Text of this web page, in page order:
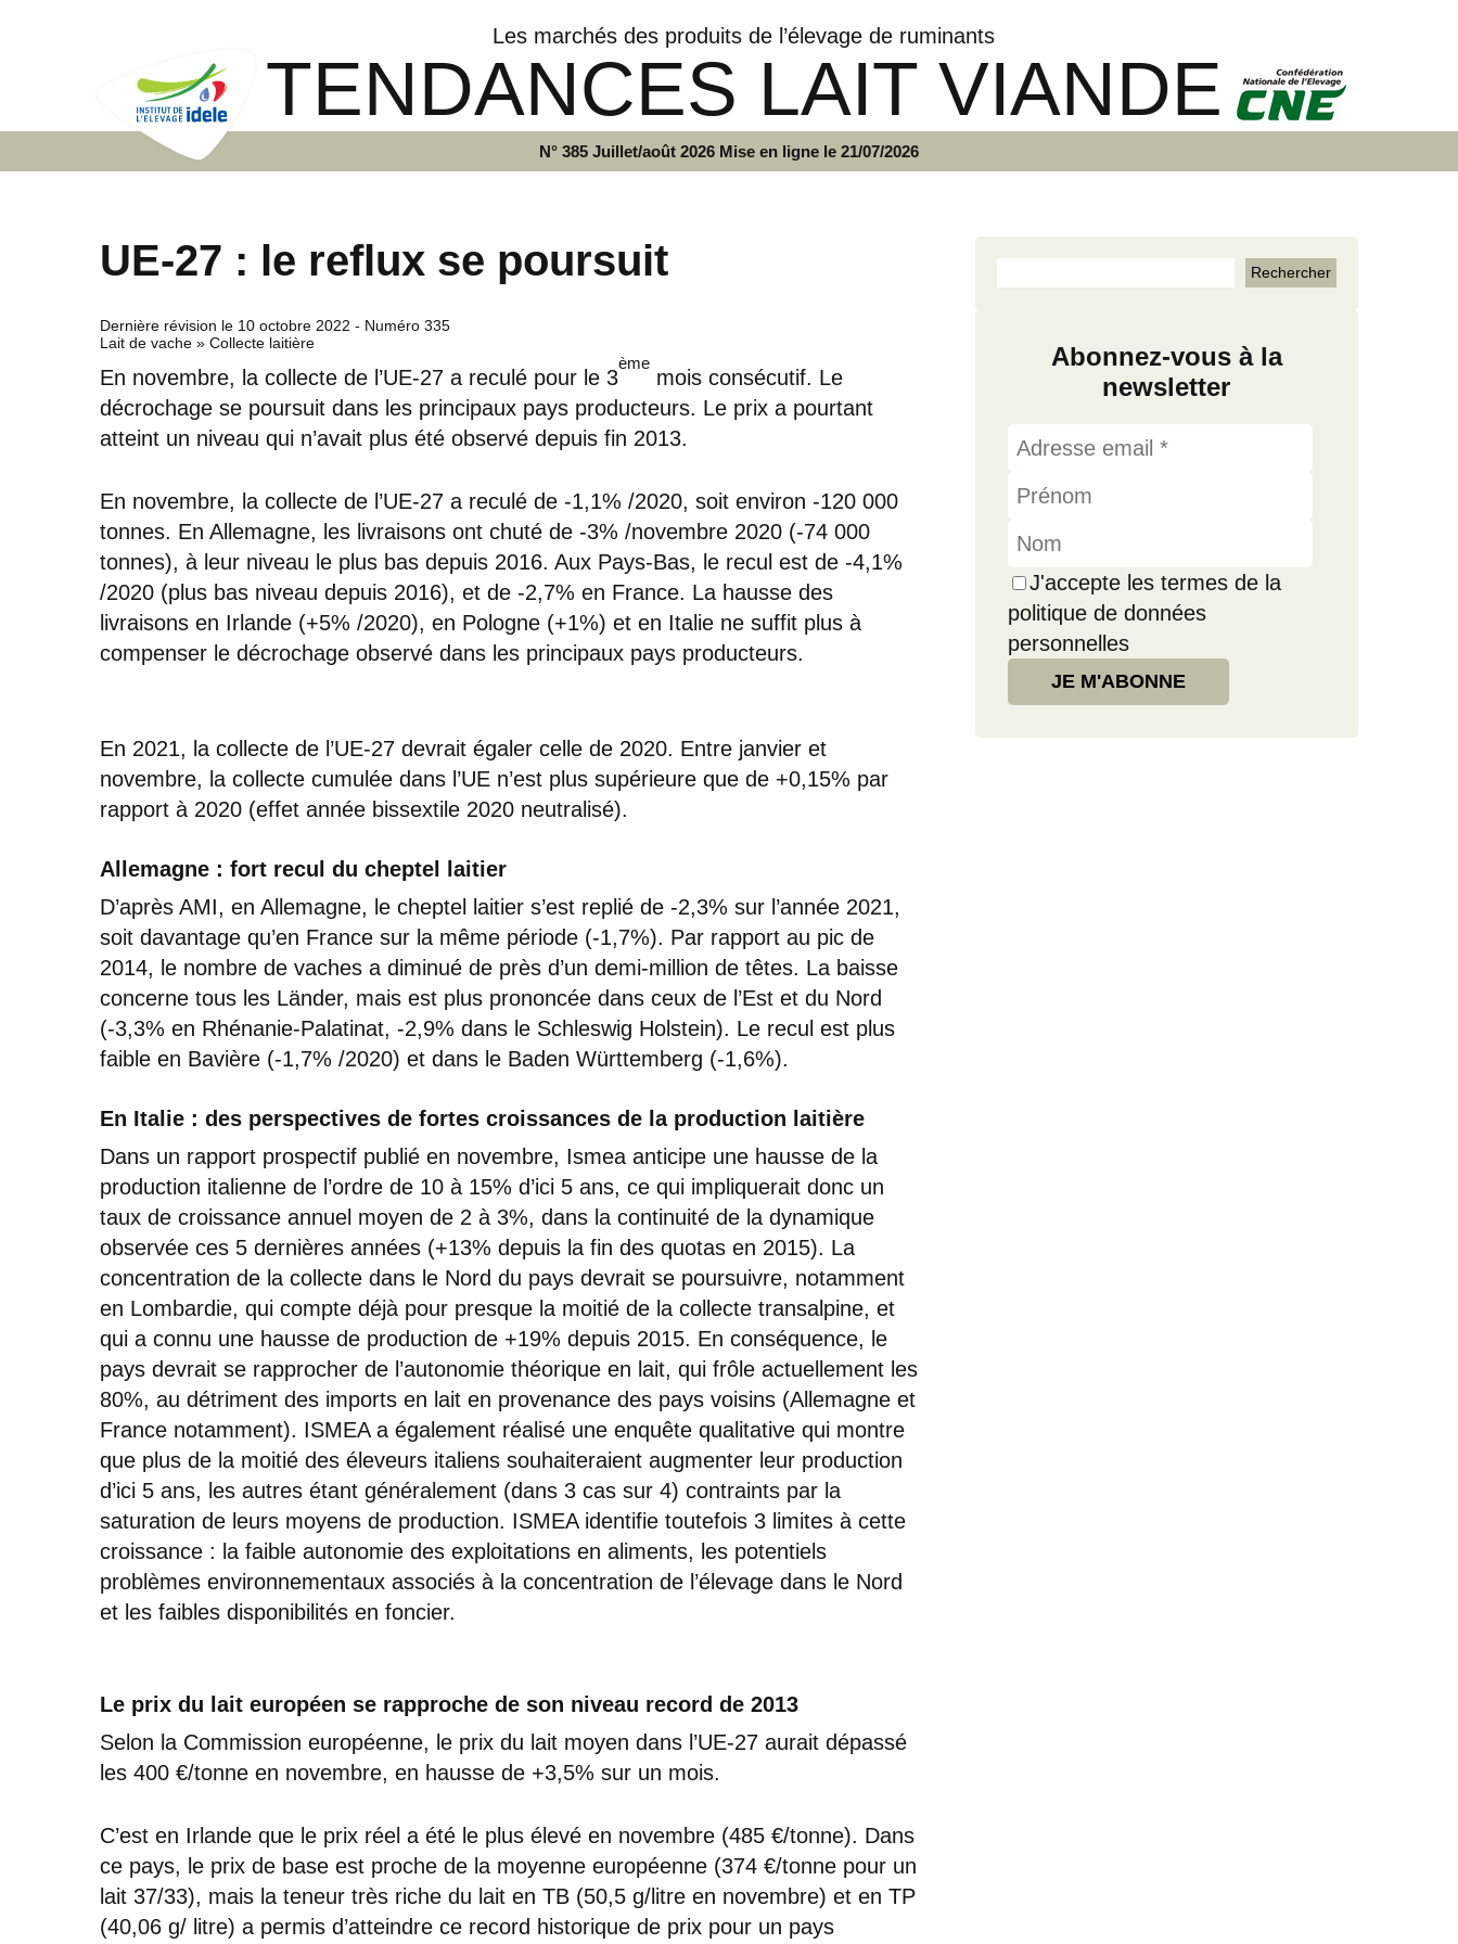
Les marchés des produits de l’élevage de ruminants
TENDANCES LAIT VIANDE
N° 385 Juillet/août 2026 Mise en ligne le 21/07/2026
UE-27 : le reflux se poursuit
Dernière révision le 10 octobre 2022 - Numéro 335
Lait de vache » Collecte laitière
En novembre, la collecte de l’UE-27 a reculé pour le 3
ème
mois consécutif. Le
décrochage se poursuit dans les principaux pays producteurs. Le prix a pourtant
atteint un niveau qui n’avait plus été observé depuis fin 2013.
En novembre, la collecte de l’UE-27 a reculé de -1,1% /2020, soit environ -120 000
tonnes. En Allemagne, les livraisons ont chuté de -3% /novembre 2020 (-74 000
tonnes), à leur niveau le plus bas depuis 2016. Aux Pays-Bas, le recul est de -4,1%
/2020 (plus bas niveau depuis 2016), et de -2,7% en France. La hausse des
livraisons en Irlande (+5% /2020), en Pologne (+1%) et en Italie ne suffit plus à
compenser le décrochage observé dans les principaux pays producteurs.
En 2021, la collecte de l’UE-27 devrait égaler celle de 2020. Entre janvier et
novembre, la collecte cumulée dans l’UE n’est plus supérieure que de +0,15% par
rapport à 2020 (effet année bissextile 2020 neutralisé).
Allemagne : fort recul du cheptel laitier
D’après AMI, en Allemagne, le cheptel laitier s’est replié de -2,3% sur l’année 2021,
soit davantage qu’en France sur la même période (-1,7%). Par rapport au pic de
2014, le nombre de vaches a diminué de près d’un demi-million de têtes. La baisse
concerne tous les Länder, mais est plus prononcée dans ceux de l’Est et du Nord
(-3,3% en Rhénanie-Palatinat, -2,9% dans le Schleswig Holstein). Le recul est plus
faible en Bavière (-1,7% /2020) et dans le Baden Württemberg (-1,6%).
En Italie : des perspectives de fortes croissances de la production laitière
Dans un rapport prospectif publié en novembre, Ismea anticipe une hausse de la
production italienne de l’ordre de 10 à 15% d’ici 5 ans, ce qui impliquerait donc un
taux de croissance annuel moyen de 2 à 3%, dans la continuité de la dynamique
observée ces 5 dernières années (+13% depuis la fin des quotas en 2015). La
concentration de la collecte dans le Nord du pays devrait se poursuivre, notamment
en Lombardie, qui compte déjà pour presque la moitié de la collecte transalpine, et
qui a connu une hausse de production de +19% depuis 2015. En conséquence, le
pays devrait se rapprocher de l’autonomie théorique en lait, qui frôle actuellement les
80%, au détriment des imports en lait en provenance des pays voisins (Allemagne et
France notamment). ISMEA a également réalisé une enquête qualitative qui montre
que plus de la moitié des éleveurs italiens souhaiteraient augmenter leur production
d’ici 5 ans, les autres étant généralement (dans 3 cas sur 4) contraints par la
saturation de leurs moyens de production. ISMEA identifie toutefois 3 limites à cette
croissance : la faible autonomie des exploitations en aliments, les potentiels
problèmes environnementaux associés à la concentration de l’élevage dans le Nord
et les faibles disponibilités en foncier.
Le prix du lait européen se rapproche de son niveau record de 2013
Selon la Commission européenne, le prix du lait moyen dans l’UE-27 aurait dépassé
les 400 €/tonne en novembre, en hausse de +3,5% sur un mois.
C’est en Irlande que le prix réel a été le plus élevé en novembre (485 €/tonne). Dans
ce pays, le prix de base est proche de la moyenne européenne (374 €/tonne pour un
lait 37/33), mais la teneur très riche du lait en TB (50,5 g/litre en novembre) et en TP
(40,06 g/ litre) a permis d’atteindre ce record historique de prix pour un pays
Abonnez-vous à la
newsletter
J'accepte les termes de la
politique de données
personnelles